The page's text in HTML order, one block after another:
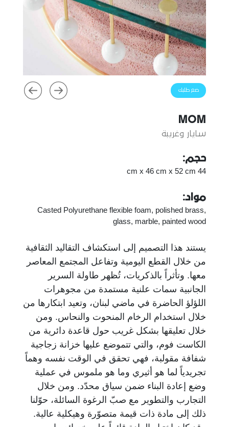
ضع طلبك
MOM
سايار وغريبة
حجم:
44 cm x 46 cm x 52 cm
مواد:
Casted Polyurethane flexible foam, polished brass,
glass, marble, painted wood
يستند هذا التصميم إلى استكشاف التقاليد الثقافية
من خلال القطع اليومية وتفاعل المجتمع المعاصر
معها. وتأثراً بالذكريات، تُظهر طاولة السرير
الجانبية سمات علنية مستمدة من مجوهرات
اللؤلؤ الحاضرة في ماضي لبنان، وتعيد ابتكارها من
خلال استخدام الرخام المنحوت والنحاس. ومن
خلال تعليقها بشكل غريب حول قاعدة دائرية من
الكاست فوم، والتي تتموضع عليها خزانة زجاجية
شفافة مقولبة، فهي تحقق في الوقت نفسه وهماً
تجريدياً لما هو أثيري وما هو ملموس في عملية
وضع إعادة البناء ضمن سياق محدّد. ومن خلال
التجارب والتطوير مع صبّ الرغوة السائلة، حوّلنا
ذلك إلى مادة ذات قيمة متصوّرة وهيكلية عالية.